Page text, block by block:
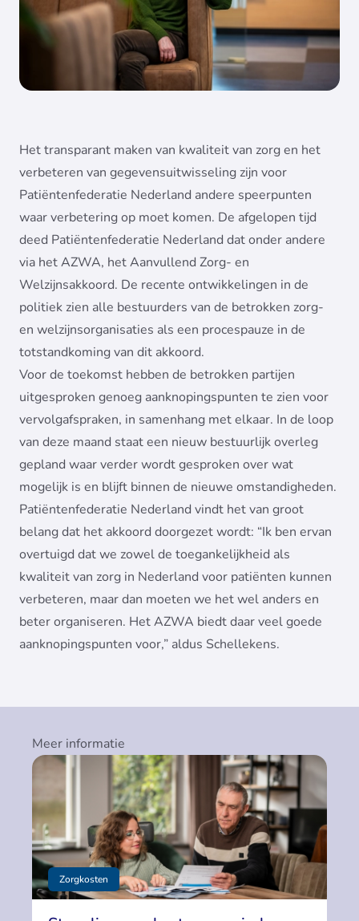
Het transparant maken van kwaliteit van zorg en het
verbeteren van gegevensuitwisseling zijn voor
Patiëntenfederatie Nederland andere speerpunten
waar verbetering op moet komen. De afgelopen tijd
deed Patiëntenfederatie Nederland dat onder andere
via het AZWA, het Aanvullend Zorg- en
Welzijnsakkoord. De recente ontwikkelingen in de
politiek zien alle bestuurders van de betrokken zorg-
en welzijnsorganisaties als een procespauze in de
totstandkoming van dit akkoord.
Voor de toekomst hebben de betrokken partijen
uitgesproken genoeg aanknopingspunten te zien voor
vervolgafspraken, in samenhang met elkaar. In de loop
van deze maand staat een nieuw bestuurlijk overleg
gepland waar verder wordt gesproken over wat
mogelijk is en blijft binnen de nieuwe omstandigheden.
Patiëntenfederatie Nederland vindt het van groot
belang dat het akkoord doorgezet wordt: “Ik ben ervan
overtuigd dat we zowel de toegankelijkheid als
kwaliteit van zorg in Nederland voor patiënten kunnen
verbeteren, maar dan moeten we het wel anders en
beter organiseren. Het AZWA biedt daar veel goede
aanknopingspunten voor,” aldus Schellekens.
Meer informatie
Zorgkosten